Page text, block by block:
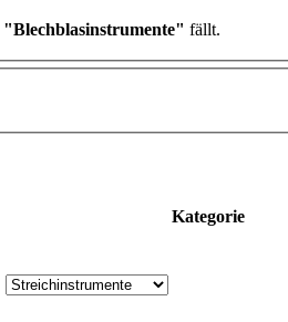
"Blechblasinstrumente" fällt.
Kategorie